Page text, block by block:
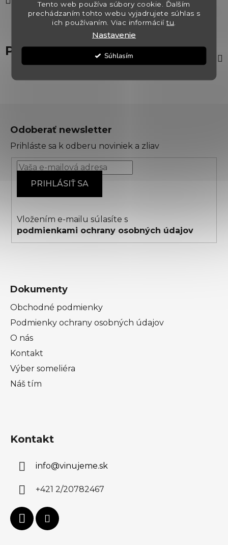
Tento web používa súbory cookie. Ďalším
prechádzaním tohto webu vyjadrujete súhlas s
ich používaním. Viac informáciítu
Nastavenie
Súhlasím
Popis
Odoberať newsletter
Prihláste sa k odberu noviniek a zliav
PRIHLÁSIŤ SA
Vložením e-mailu súlasíte s
podmienkami ochrany osobných údajov
Dokumenty
Obchodné podmienky
Podmienky ochrany osobných údajov
O nás
Kontakt
Výber someliéra
Náš tím
Kontakt
info@vinujeme.sk
+421 2/20782467